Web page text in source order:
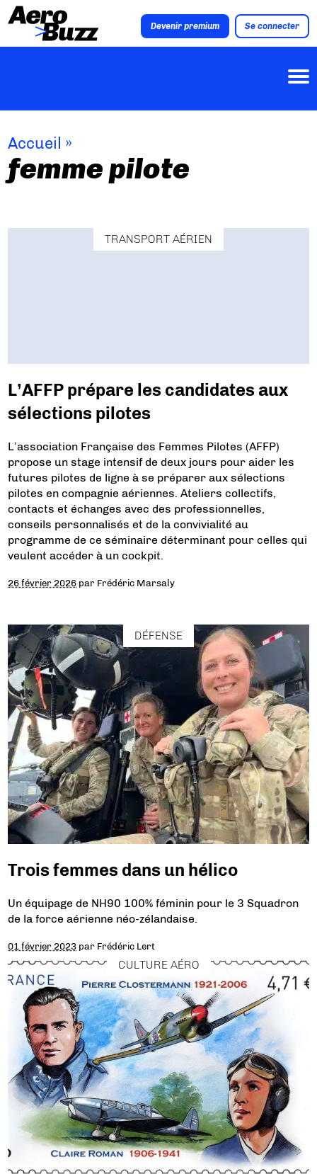
Devenir premium Se connecter
Accueil »
femme pilote
TRANSPORT AÉRIEN
L’AFFP prépare les candidates aux
sélections pilotes
L’association Française des Femmes Pilotes (AFFP)
propose un stage intensif de deux jours pour aider les
futures pilotes de ligne à se préparer aux sélections
pilotes en compagnie aériennes. Ateliers collectifs,
contacts et échanges avec des professionnelles,
conseils personnalisés et de la convivialité au
programme de ce séminaire déterminant pour celles qui
veulent accéder à un cockpit.
26 février 2026 par Frédéric Marsaly
DÉFENSE
Trois femmes dans un hélico
Un équipage de NH90 100% féminin pour le 3 Squadron
de la force aérienne néo-zélandaise.
01 février 2023 par Frédéric Lert
CULTURE AÉRO